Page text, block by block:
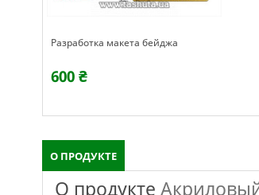
Разработка макета бейджа
600 ₴
О ПРОДУКТЕ
О продукте